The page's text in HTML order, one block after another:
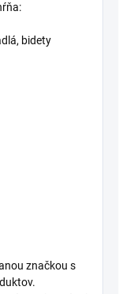
bidety
značkou s